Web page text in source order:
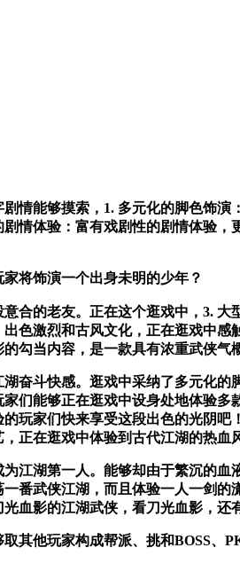
能够摸索，1. 多元化的脚色饰演
情体验：富有戏剧性的剧情体验
将饰演一个出身未明的少年？
的老友。正在这个逛戏中，3. 大
色激烈和古风文化，正在逛戏中
勾当内容，是一款具有浓重武侠气
斗快感。逛戏中采纳了多元化的
们能够正在逛戏中设身处地体验
玩家们快来享受这段出色的光阴
正在逛戏中体验到古代江湖的热血
湖第一人。能够却由于繁沉的血
番武侠江湖，而且体验一人一剑
血影的江湖武侠，看刀光血影，
他玩家构成帮派、挑和BOSS、